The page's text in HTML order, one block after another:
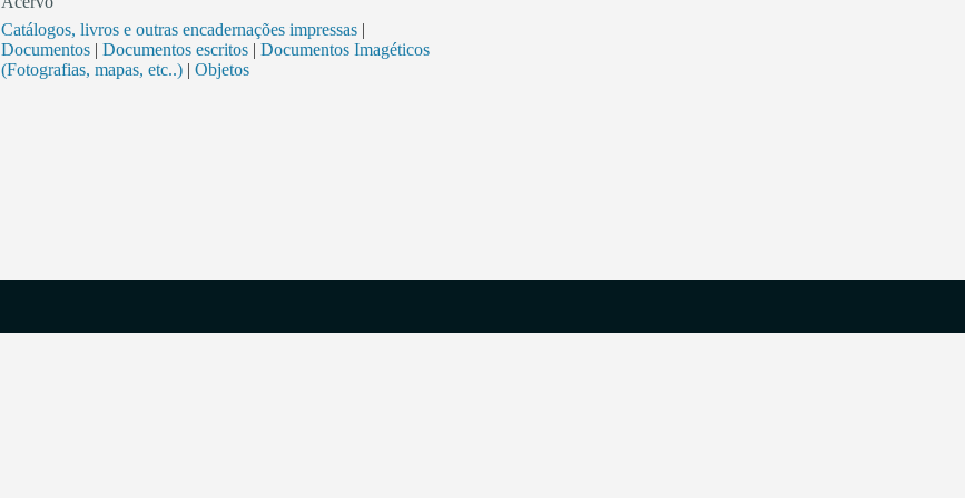
Catálogos, livros e outras encadernações impressas|
Documentos| Documentos escritos| Documentos Imagéticos
(Fotografias, mapas, etc..)| Objetos